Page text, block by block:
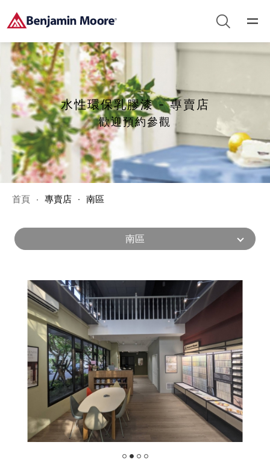
水性環保乳膠漆 - 專賣店
歡迎預約參觀
首頁 專賣店 南區
南區